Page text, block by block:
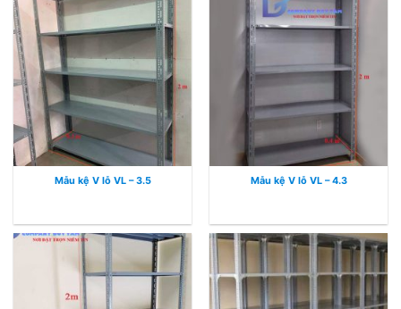
Mẫu kệ V lỗ VL – 3.5 Mẫu kệ V lỗ VL – 4.3